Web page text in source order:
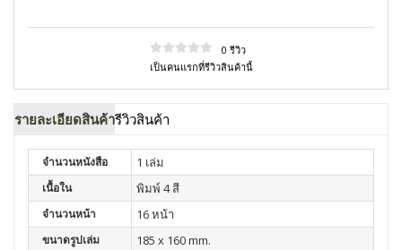
0 รีวิว
เป็นคนแรกที่รีวิวสินค้านี้
รายละเอียดสินค้ารีวิวสินค้า
จำนวนหนังสือ 1 เล่ม
เนื้อใน พิมพ์ 4 สี
จำนวนหน้า 16 หน้า
ขนาดรูปเล่ม 185 x 160 mm.